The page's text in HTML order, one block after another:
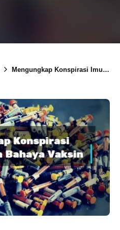
Mengungkap Konspirasi Imunisasi dan Bahaya Vaksin